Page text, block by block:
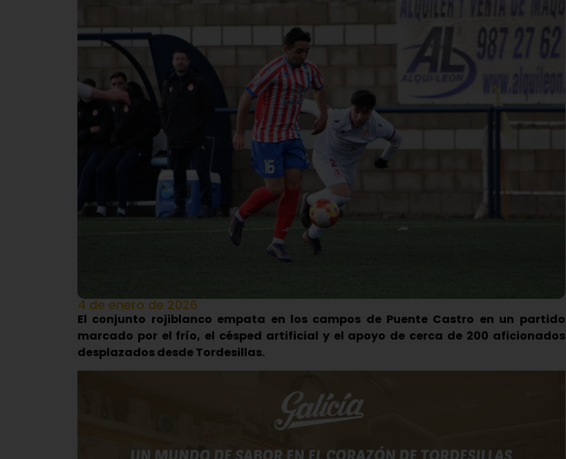
4 de enero de 2026
El conjunto rojiblanco empata en los campos de Puente Castro en un partido
marcado por el frío, el césped artificial y el apoyo de cerca de 200 aficionados
desplazados desde Tordesillas.